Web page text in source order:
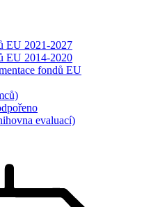
EU 2021-2027
EU 2014-2020
fondů EU
evaluací)